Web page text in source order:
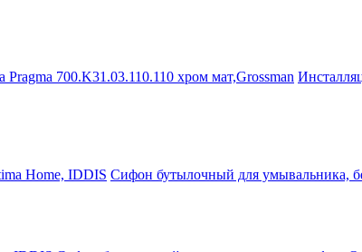
Сифон бутылочный для умывальника,